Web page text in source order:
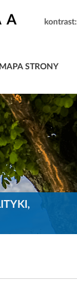
A kontrast:
MAPA STRONY